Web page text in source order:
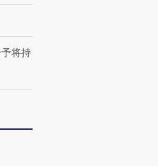
将持